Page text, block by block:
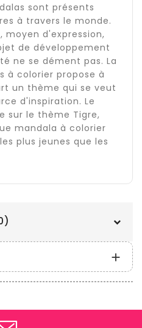
sont présents
à travers le monde.
d'expression,
de développement
ne se dément pas. La
à colorier propose à
un thème qui se veut
d'inspiration. Le
sur le thème Tigre,
mandala à colorier
plus jeunes que les
